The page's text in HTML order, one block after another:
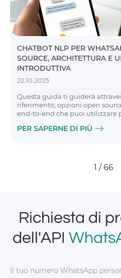
CHATBOT NLP PER
SOURCE, ARCHITETTURA E
INTRODUTTIVA
22.10.2025
Questa guida ti guiderà
riferimento, opzioni open
end-to-end che puoi utilizzare
PER SAPERNE DI PIÙ
1 / 66
Richiesta di
dell'API
Il tuo numero WhatsApp